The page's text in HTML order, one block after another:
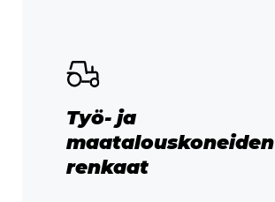
Työ- ja
maatalouskoneiden
renkaat